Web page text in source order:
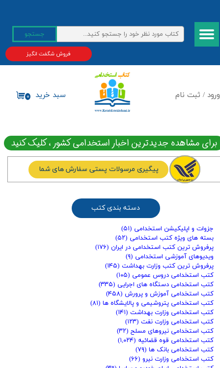
ورود / ثبت نام
حساب کاربری من
تغییر گذر واژه
سفارشات
جستجو
۰ سبد خرید
فروش شگفت انگیز
برای مشاهده جدیدترین اخبار استخدامی کشور ، کلیک کنید
پیگیری مرسولات پستی سفارش های شما
جزوات و اپلیکیشن استخدامی (۵۱)
بسته های ویژه کتب استخدامی (۵۲)
پرفروش ترین کتب استخدامی در ایران (۱۷۶)
ویدیوهای آموزشی استخدامی (۹)
پرفروش ترین کتب وزارت بهداشت (۱۴۵)
کتب استخدامی دروس عمومی (۱۰۵)
کتب استخدامی دستگاه های اجرایی (۳۳۵)
کتب استخدامی آموزش و پرورش (۴۵۸)
کتب استخدامی پتروشیمی و پالایشگاه ها (۸۱)
کتب استخدامی وزارت بهداشت (۱۴۱)
کتب استخدامی وزارت نفت (۱۲۳)
کتب استخدامی نیروهای مسلح (۳۲)
کتب استخدامی قوه قضائیه (۱,۰۲۴)
کتب استخدامی بانک ها (۷۹)
کتب استخدامی وزارت نیرو (۶۶)
دسته بندی کتب